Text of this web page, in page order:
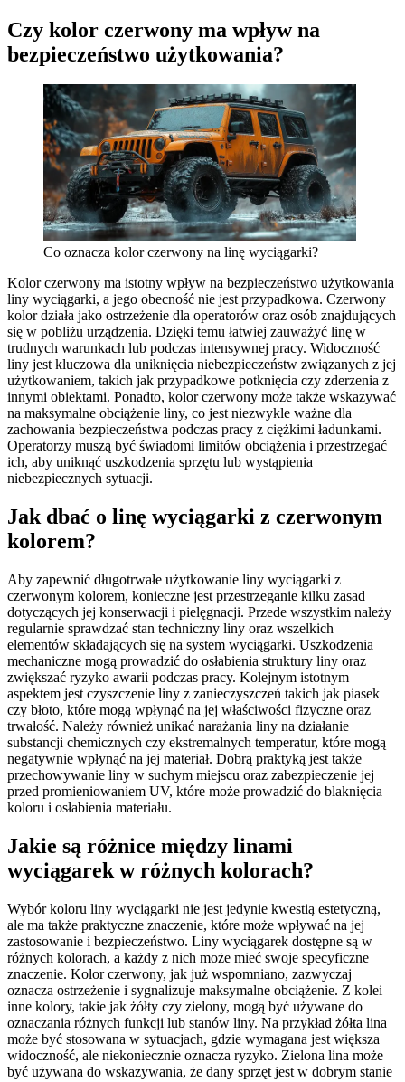
Czy kolor czerwony ma wpływ na
bezpieczeństwo użytkowania?
Co oznacza kolor czerwony na linę wyciągarki?
Kolor czerwony ma istotny wpływ na bezpieczeństwo użytkowania
liny wyciągarki, a jego obecność nie jest przypadkowa. Czerwony
kolor działa jako ostrzeżenie dla operatorów oraz osób znajdujących
się w pobliżu urządzenia. Dzięki temu łatwiej zauważyć linę w
trudnych warunkach lub podczas intensywnej pracy. Widoczność
liny jest kluczowa dla uniknięcia niebezpieczeństw związanych z jej
użytkowaniem, takich jak przypadkowe potknięcia czy zderzenia z
innymi obiektami. Ponadto, kolor czerwony może także wskazywać
na maksymalne obciążenie liny, co jest niezwykle ważne dla
zachowania bezpieczeństwa podczas pracy z ciężkimi ładunkami.
Operatorzy muszą być świadomi limitów obciążenia i przestrzegać
ich, aby uniknąć uszkodzenia sprzętu lub wystąpienia
niebezpiecznych sytuacji.
Jak dbać o linę wyciągarki z czerwonym
kolorem?
Aby zapewnić długotrwałe użytkowanie liny wyciągarki z
czerwonym kolorem, konieczne jest przestrzeganie kilku zasad
dotyczących jej konserwacji i pielęgnacji. Przede wszystkim należy
regularnie sprawdzać stan techniczny liny oraz wszelkich
elementów składających się na system wyciągarki. Uszkodzenia
mechaniczne mogą prowadzić do osłabienia struktury liny oraz
zwiększać ryzyko awarii podczas pracy. Kolejnym istotnym
aspektem jest czyszczenie liny z zanieczyszczeń takich jak piasek
czy błoto, które mogą wpłynąć na jej właściwości fizyczne oraz
trwałość. Należy również unikać narażania liny na działanie
substancji chemicznych czy ekstremalnych temperatur, które mogą
negatywnie wpłynąć na jej materiał. Dobrą praktyką jest także
przechowywanie liny w suchym miejscu oraz zabezpieczenie jej
przed promieniowaniem UV, które może prowadzić do blaknięcia
koloru i osłabienia materiału.
Jakie są różnice między linami
wyciągarek w różnych kolorach?
Wybór koloru liny wyciągarki nie jest jedynie kwestią estetyczną,
ale ma także praktyczne znaczenie, które może wpływać na jej
zastosowanie i bezpieczeństwo. Liny wyciągarek dostępne są w
różnych kolorach, a każdy z nich może mieć swoje specyficzne
znaczenie. Kolor czerwony, jak już wspomniano, zazwyczaj
oznacza ostrzeżenie i sygnalizuje maksymalne obciążenie. Z kolei
inne kolory, takie jak żółty czy zielony, mogą być używane do
oznaczania różnych funkcji lub stanów liny. Na przykład żółta lina
może być stosowana w sytuacjach, gdzie wymagana jest większa
widoczność, ale niekoniecznie oznacza ryzyko. Zielona lina może
być używana do wskazywania, że dany sprzęt jest w dobrym stanie